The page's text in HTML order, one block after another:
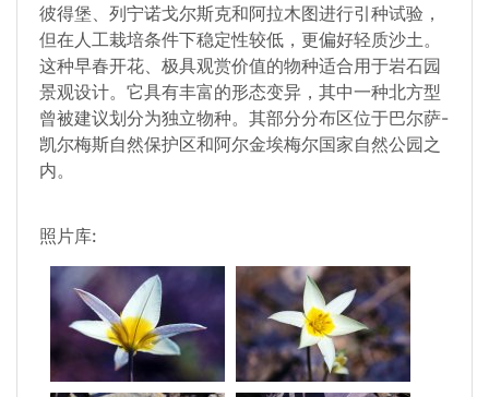
彼得堡、列宁诺戈尔斯克和阿拉木图进行引种试验，
但在人工栽培条件下稳定性较低，更偏好轻质沙土。
这种早春开花、极具观赏价值的物种适合用于岩石园
景观设计。它具有丰富的形态变异，其中一种北方型
曾被建议划分为独立物种。其部分分布区位于巴尔萨-
凯尔梅斯自然保护区和阿尔金埃梅尔国家自然公园之
内。
照片库: